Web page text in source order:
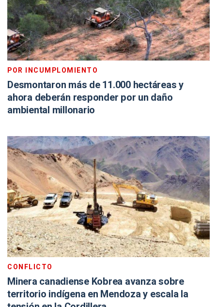
POR INCUMPLOMIENTO
Desmontaron más de 11.000 hectáreas y
ahora deberán responder por un daño
ambiental millonario
CONFLICTO
Minera canadiense Kobrea avanza sobre
territorio indígena en Mendoza y escala la